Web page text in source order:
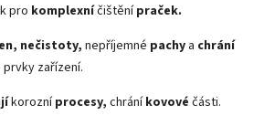
pro komplexníčištěnípraček.
nečistoty, nepříjemné pachy a chrání
zařízení.
korozníprocesy, chráníkovové části.